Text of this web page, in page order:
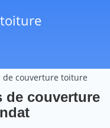
de couverture toiture
de couverture